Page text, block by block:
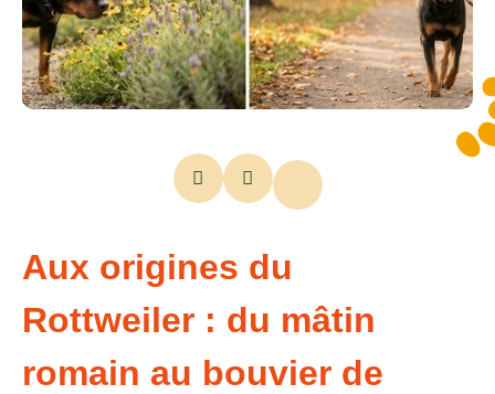
Aux origines du
Rottweiler : du mâtin
romain au bouvier de